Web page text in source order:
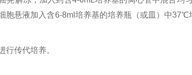
胞悬液加入含6-8ml培养基的培养瓶（或皿）中
行传代培养。